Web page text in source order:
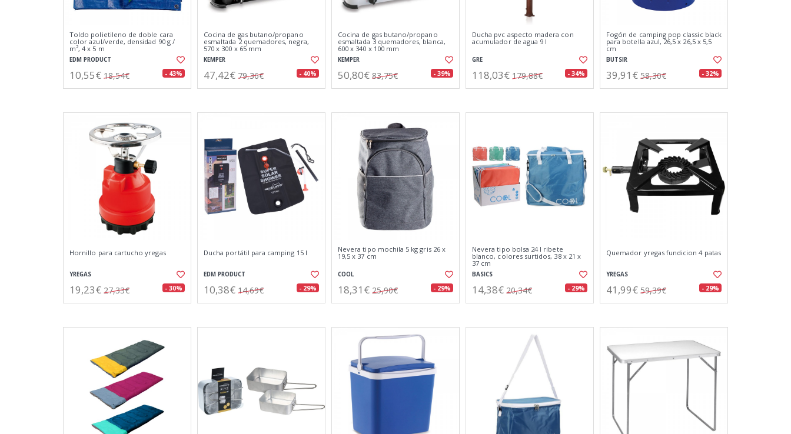
Toldo polietileno de doble cara
color azul/verde, densidad 90 g /
m², 4 x 5 m
EDM PRODUCT
10,55€ 18,54€ - 43%
Cocina de gas butano/propano
esmaltada 2 quemadores, negra,
570 x 300 x 65 mm
KEMPER
47,42€ 79,36€ - 40%
Cocina de gas butano/propano
esmaltada 3 quemadores, blanca,
600 x 340 x 100 mm
KEMPER
50,80€ 83,75€ - 39%
Ducha pvc aspecto madera con
acumulador de agua 9 l
GRE
118,03€ 179,88€ - 34%
Fogón de camping pop classic black
para botella azul, 26,5 x 26,5 x 5,5
cm
BUTSIR
39,91€ 58,30€ - 32%
Hornillo para cartucho yregas
YREGAS
19,23€ 27,33€ - 30%
Ducha portátil para camping 15 l
EDM PRODUCT
10,38€ 14,69€ - 29%
Nevera tipo mochila 5 kg gris 26 x
19,5 x 37 cm
COOL
18,31€ 25,90€ - 29%
Nevera tipo bolsa 24 l ribete
blanco, colores surtidos, 38 x 21 x
37 cm
BASICS
14,38€ 20,34€ - 29%
Quemador yregas fundicion 4 patas
YREGAS
41,99€ 59,39€ - 29%